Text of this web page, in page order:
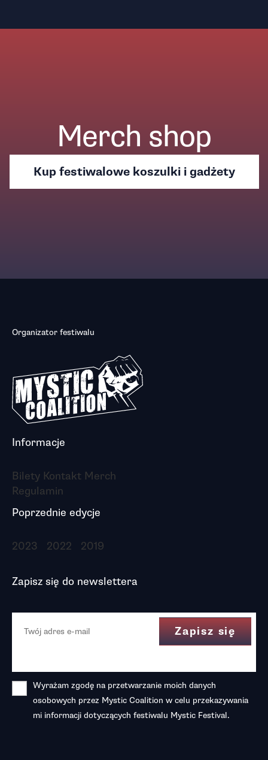
Merch shop
Kup festiwalowe koszulki i gadżety
Organizator festiwalu
Informacje
Bilety Kontakt Merch
Regulamin
Poprzednie edycje
2023 2022 2019
Zapisz się do newslettera
Wyrażam zgodę na przetwarzanie moich danych
osobowych przez Mystic Coalition w celu przekazywania
mi informacji dotyczących festiwalu Mystic Festival.